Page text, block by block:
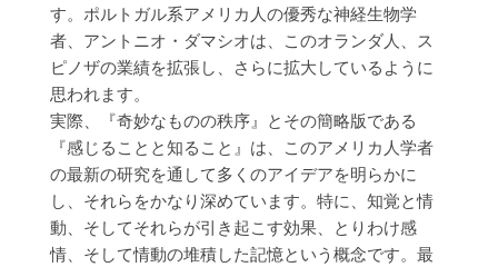
す。ポルトガル系アメリカ人の優秀な神経生物学
者、アントニオ・ダマシオは、このオランダ人、ス
ピノザの業績を拡張し、さらに拡大しているように
思われます。
実際、『奇妙なものの秩序』とその簡略版である
『感じることと知ること』は、このアメリカ人学者
の最新の研究を通して多くのアイデアを明らかに
し、それらをかなり深めています。特に、知覚と情
動、そしてそれらが引き起こす効果、とりわけ感
情、そして情動の堆積した記憶という概念です。最